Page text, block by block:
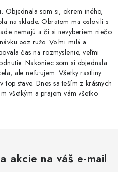
Objednala som si, okrem iného,
na sklade. Obratom ma oslovili s
nemajú a či si nevyberiem niečo
bez ruže. Veľmi milá a
čas na rozmyslenie, veľmi
Nakoniec som si objednala
ale neľutujem. Všetky rastliny
stave. Dnes sa teším z krásnych
všetkým a prajem vám všetko
akcie na váš e-mail